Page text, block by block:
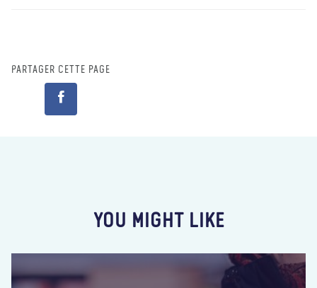
PARTAGER CETTE PAGE
YOU MIGHT LIKE